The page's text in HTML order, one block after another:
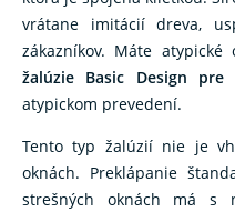
vrátane imitácií dreva,
zákazníkov. Máte atypické
žalúzie Basic Design
atypickom prevedení.
Tento typ žalúzií nie je
oknách. Preklápanie
strešných oknách má s